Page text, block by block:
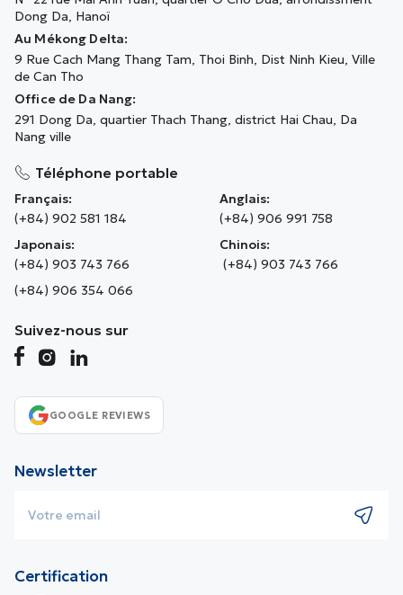
Dong Da, Hanoï
Au Mékong Delta:
9 Rue Cach Mang Thang Tam, Thoi Binh, Dist Ninh Kieu, Ville
de Can Tho
Office de Da Nang:
291 Dong Da, quartier Thach Thang, district Hai Chau, Da
Nang ville
Téléphone portable
Français:
(+84) 902 581 184
Anglais:
(+84) 906 991 758
Japonais:
(+84) 903 743 766
(+84) 906 354 066
Chinois:
(+84) 903 743 766
Suivez-nous sur
GOOGLE REVIEWS
Newsletter
Certification